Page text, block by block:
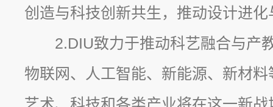
创造与科技创新共生，推动设计进
2.DIU致力于推动科艺融合与产
物联网、人工智能、新能源、新材